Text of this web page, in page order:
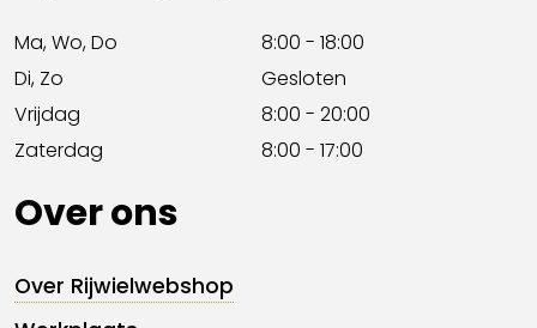
Ma, Wo, Do
8:00 - 18:00
Di, Zo
Gesloten
Vrijdag
8:00 - 20:00
Zaterdag
8:00 - 17:00
Over ons
Over Rijwielwebshop